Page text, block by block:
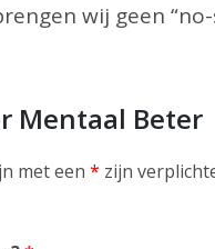
wij geen
Mentaal Beter
met een * zijn